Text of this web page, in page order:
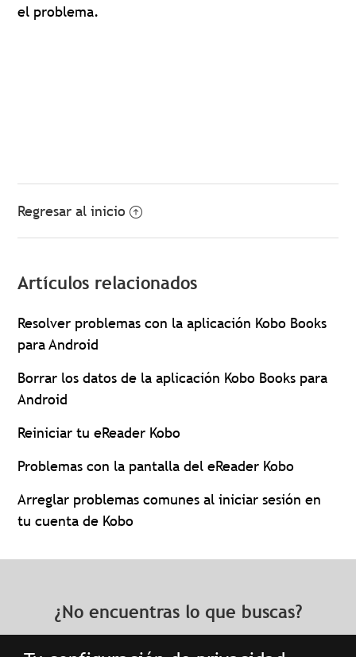
el problema.
Regresar al inicio
Artículos relacionados
Resolver problemas con la aplicación Kobo Books
para Android
Borrar los datos de la aplicación Kobo Books para
Android
Reiniciar tu eReader Kobo
Problemas con la pantalla del eReader Kobo
Arreglar problemas comunes al iniciar sesión en
tu cuenta de Kobo
¿No encuentras lo que buscas?